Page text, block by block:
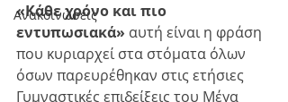
Ανακοινώσεις
«Κάθε χρόνο και πιο
εντυπωσιακά» αυτή είναι η φράση
που κυριαρχεί στα στόματα όλων
όσων παρευρέθηκαν στις ετήσιες
Γυμναστικές επιδείξεις του Μέγα